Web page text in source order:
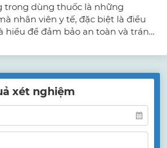
trong dùng thuốc là những
nhân viên y tế, đặc biệt là điều
hiểu để đảm bảo an toàn và tránh
xét nghiệm